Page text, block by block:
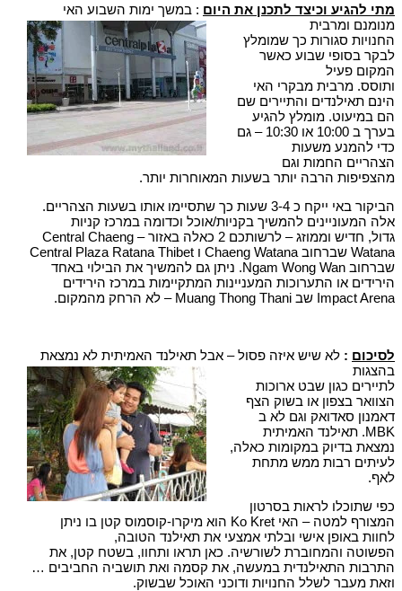
מתי להגיע וכיצד לתכנן את היום : במשך ימות השבוע האי
מנומנם ומרבית
החנויות סגורות כך שמומלץ
לבקר בסופי שבוע כאשר
המקום פעיל
ותוסס. מרבית מבקרי האי
הינם תאילנדים והתיירים שם
הם במיעוט. מומלץ להגיע
בערך ב 10:00 או 10:30 – גם
כדי להמנע משעות
הצהריים החמות וגם
מהצפיפות הרבה יותר בשעות המאוחרות יותר.
הביקור באי ייקח כ 3-4 שעות כך שתסיימו אותו בשעות הצהריים.
אלה המעוניינים להמשיך בקניות/אוכל וכדומה במרכז קניות
גדול, חדיש וממוזג – לרשותכם 2 כאלה באזור – Central Chaeng
Watana שברחוב Chaeng Watana ו Central Plaza Ratana Thibet
שברחוב Ngam Wong Wan. ניתן גם להמשיך את הבילוי באחד
הירידים או התערוכות המעניינות המתקיימות במרכז הירידים
Impact Arena שב Muang Thong Thani – לא הרחק מהמקום.
לסיכום : לא שיש איזה פסול – אבל תאילנד האמיתית לא נמצאת
בהצגות
לתיירים כגון שבט ארוכות
הצוואר בצפון או בשוק הצף
דאמנון סאדואק וגם לא ב
MBK. תאילנד האמיתית
נמצאת בדיוק במקומות כאלה,
לעיתים רבות ממש מתחת
לאף.
כפי שתוכלו לראות בסרטון
המצורף למטה – האי Ko Kret הוא מיקרו-קוסמוס קטן בו ניתן
לחוות באופן אישי ובלתי אמצעי את תאילנד הטובה,
הפשוטה והמחוברת לשורשיה. כאן תראו ותחוו, בשטח קטן, את
התרבות התאילנדית במעשה, את קסמה ואת תושביה החביבים …
וזאת מעבר לשלל החנויות ודוכני האוכל שבשוק.